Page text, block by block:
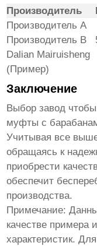
Производитель
Производитель A
Производитель B
Dalian Mairuisheng
(Пример)
Заключение
Выборзавод
муфты с
Учитывая все
обращаясь к
приобрести
обеспечит
производства.
Примечание:
качестве примера
характеристик.